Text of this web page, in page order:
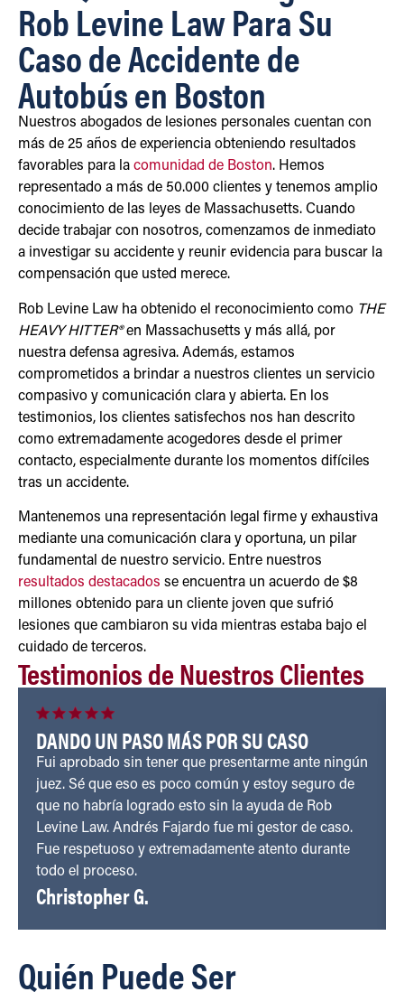
Rob Levine Law Para Su
Caso de Accidente de
Autobús en Boston
Nuestros abogados de lesiones personales cuentan con
más de 25 años de experiencia obteniendo resultados
favorables para la comunidad de Boston. Hemos
representado a más de 50.000 clientes y tenemos amplio
conocimiento de las leyes de Massachusetts. Cuando
decide trabajar con nosotros, comenzamos de inmediato
a investigar su accidente y reunir evidencia para buscar la
compensación que usted merece.
Rob Levine Law ha obtenido el reconocimiento como THE
HEAVY HITTER®en Massachusetts y más allá, por
nuestra defensa agresiva. Además, estamos
comprometidos a brindar a nuestros clientes un servicio
compasivo y comunicación clara y abierta. En los
testimonios, los clientes satisfechos nos han descrito
como extremadamente acogedores desde el primer
contacto, especialmente durante los momentos difíciles
tras un accidente.
Mantenemos una representación legal firme y exhaustiva
mediante una comunicación clara y oportuna, un pilar
fundamental de nuestro servicio. Entre nuestros
resultados destacados se encuentra un acuerdo de $8
millones obtenido para un cliente joven que sufrió
lesiones que cambiaron su vida mientras estaba bajo el
cuidado de terceros.
Testimonios de Nuestros Clientes
DANDO UN PASO MÁS POR SU CASO
Fui aprobado sin tener que presentarme ante ningún
juez. Sé que eso es poco común y estoy seguro de
que no habría logrado esto sin la ayuda de Rob
Levine Law. Andrés Fajardo fue mi gestor de caso.
Fue respetuoso y extremadamente atento durante
todo el proceso.
Christopher G.
Quién Puede Ser